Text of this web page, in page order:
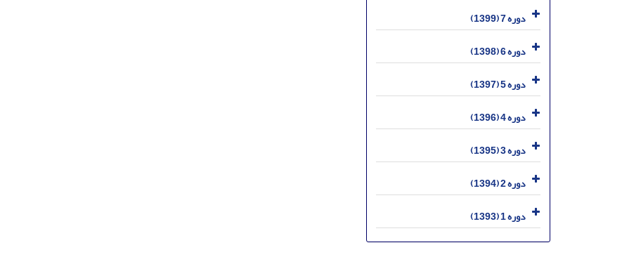
دوره 7 (1399)
دوره 6 (1398)
دوره 5 (1397)
دوره 4 (1396)
دوره 3 (1395)
دوره 2 (1394)
دوره 1 (1393)